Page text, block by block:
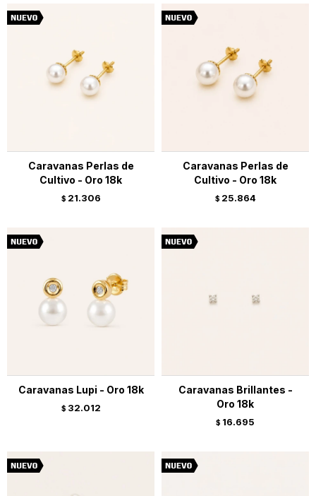
Caravanas Perlas de
Cultivo - Oro 18k
$ 21.306
Caravanas Perlas de
Cultivo - Oro 18k
$ 25.864
Caravanas Lupi - Oro 18k
$ 32.012
Caravanas Brillantes -
Oro 18k
$ 16.695